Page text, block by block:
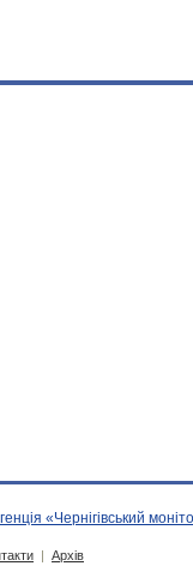
«Чернігівський
| Архів